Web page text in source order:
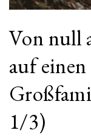
Von null
auf
1/3)